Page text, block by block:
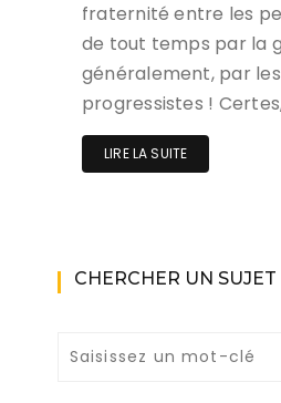
fraternité entre les
de tout temps par la
généralement, par
progressistes !
LIRE LA SUITE
CHERCHER UN